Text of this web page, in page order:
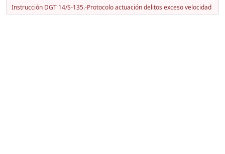
Instrucción DGT 14/S-135.-Protocolo actuación delitos exceso velocidad